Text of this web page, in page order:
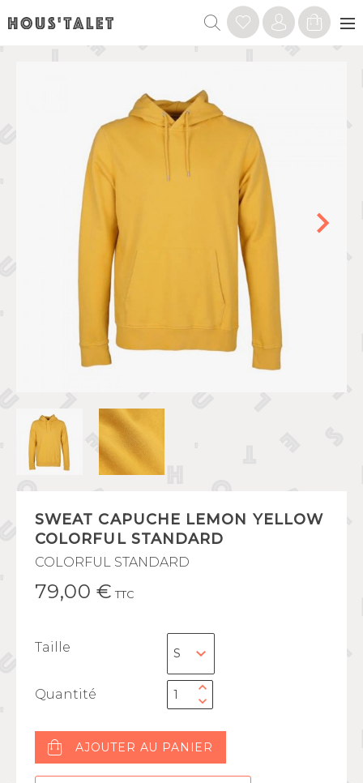
SWEAT CAPUCHE LEMON YELLOW
COLORFUL STANDARD
COLORFUL STANDARD
79,00 € TTC
Taille
Quantité
AJOUTER AU PANIER